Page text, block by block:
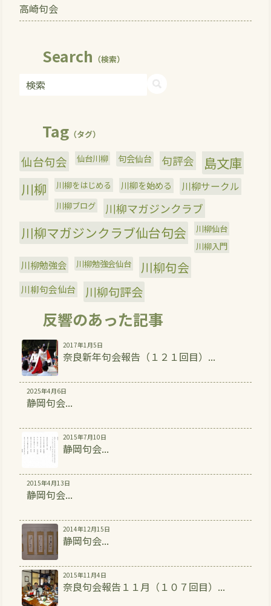
高崎句会
Search （検索）
Tag（タグ）
仙台句会 仙台川柳 句会仙台 句評会 島文庫
川柳 川柳をはじめる 川柳を始める 川柳サークル
川柳ブログ 川柳マガジンクラブ
川柳マガジンクラブ仙台句会
川柳仙台
川柳入門
川柳勉強会 川柳勉強会仙台 川柳句会
川柳句会仙台 川柳句評会
反響のあった記事
2017年1月5日
奈良新年句会報告（１２１回目）...
2025年4月6日
静岡句会...
2015年7月10日
静岡句会...
2015年4月13日
静岡句会...
2014年12月15日
静岡句会...
2015年11月4日
奈良句会報告１１月（１０７回目）...